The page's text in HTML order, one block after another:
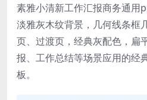
素雅小清新工作汇报商务通用
淡雅灰木纹背景，几何线条框
页、过渡页，经典灰配色，扁
报、工作总结等场景应用的经
板。